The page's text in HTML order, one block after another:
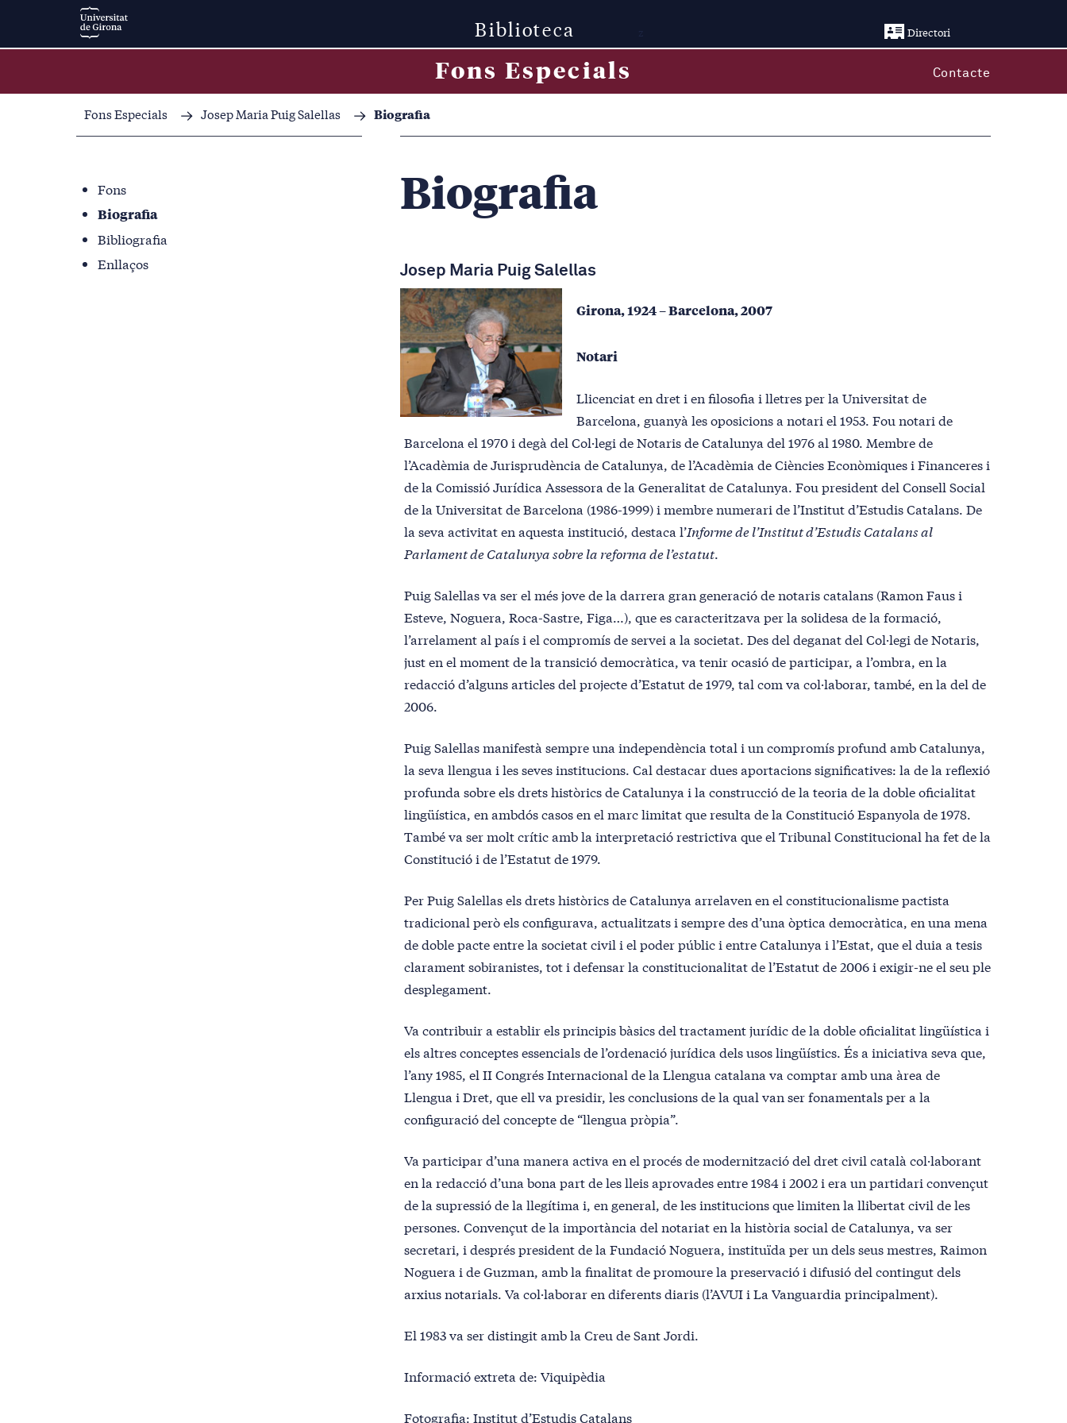
Biblioteca Directori
Fons Especials Contacte
Fons Especials Josep Maria Puig Salellas Biografia
Fons
Biografia
Bibliografia
Enllaços
Biografia
Josep Maria Puig Salellas
Girona, 1924 – Barcelona, 2007
Notari
Llicenciat en dret i en filosofia i lletres per la Universitat de
Barcelona, guanyà les oposicions a notari el 1953. Fou notari de
Barcelona el 1970 i degà del Col·legi de Notaris de Catalunya del 1976 al 1980. Membre de
l’Acadèmia de Jurisprudència de Catalunya, de l’Acadèmia de Ciències Econòmiques i Financeres i
de la Comissió Jurídica Assessora de la Generalitat de Catalunya. Fou president del Consell Social
de la Universitat de Barcelona (1986-1999) i membre numerari de l’Institut d’Estudis Catalans. De
la seva activitat en aquesta institució, destaca l’Informe de l’Institut d’Estudis Catalans al
Parlament de Catalunya sobre la reforma de l’estatut
Puig Salellas va ser el més jove de la darrera gran generació de notaris catalans (Ramon Faus i
Esteve, Noguera, Roca-Sastre, Figa…), que es caracteritzava per la solidesa de la formació,
l’arrelament al país i el compromís de servei a la societat. Des del deganat del Col·legi de Notaris,
just en el moment de la transició democràtica, va tenir ocasió de participar, a l’ombra, en la
redacció d’alguns articles del projecte d’Estatut de 1979, tal com va col·laborar, també, en la del de
2006.
Puig Salellas manifestà sempre una independència total i un compromís profund amb Catalunya,
la seva llengua i les seves institucions. Cal destacar dues aportacions significatives: la de la reflexió
profunda sobre els drets històrics de Catalunya i la construcció de la teoria de la doble oficialitat
lingüística, en ambdós casos en el marc limitat que resulta de la Constitució Espanyola de 1978.
També va ser molt crític amb la interpretació restrictiva que el Tribunal Constitucional ha fet de la
Constitució i de l’Estatut de 1979.
Per Puig Salellas els drets històrics de Catalunya arrelaven en el constitucionalisme pactista
tradicional però els configurava, actualitzats i sempre des d’una òptica democràtica, en una mena
de doble pacte entre la societat civil i el poder públic i entre Catalunya i l’Estat, que el duia a tesis
clarament sobiranistes, tot i defensar la constitucionalitat de l’Estatut de 2006 i exigir-ne el seu ple
desplegament.
Va contribuir a establir els principis bàsics del tractament jurídic de la doble oficialitat lingüística i
els altres conceptes essencials de l’ordenació jurídica dels usos lingüístics. És a iniciativa seva que,
l’any 1985, el II Congrés Internacional de la Llengua catalana va comptar amb una àrea de
Llengua i Dret, que ell va presidir, les conclusions de la qual van ser fonamentals per a la
configuració del concepte de “llengua pròpia”.
Va participar d’una manera activa en el procés de modernització del dret civil català col·laborant
en la redacció d’una bona part de les lleis aprovades entre 1984 i 2002 i era un partidari convençut
de la supressió de la llegítima i, en general, de les institucions que limiten la llibertat civil de les
persones. Convençut de la importància del notariat en la història social de Catalunya, va ser
secretari, i després president de la Fundació Noguera, instituïda per un dels seus mestres, Raimon
Noguera i de Guzman, amb la finalitat de promoure la preservació i difusió del contingut dels
arxius notarials. Va col·laborar en diferents diaris (l’AVUI i La Vanguardia principalment).
El 1983 va ser distingit amb la Creu de Sant Jordi.
Informació extreta de: Viquipèdia
Fotografia: Institut d’Estudis Catalans